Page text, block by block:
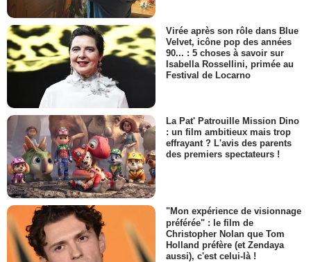
Virée après son rôle dans Blue
Velvet, icône pop des années
90... : 5 choses à savoir sur
Isabella Rossellini, primée au
Festival de Locarno
La Pat' Patrouille Mission Dino
: un film ambitieux mais trop
effrayant ? L'avis des parents
des premiers spectateurs !
"Mon expérience de visionnage
préférée" : le film de
Christopher Nolan que Tom
Holland préfère (et Zendaya
aussi), c'est celui-là !